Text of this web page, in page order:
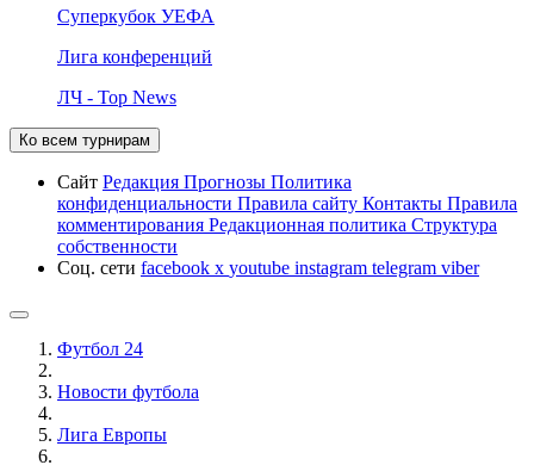
Суперкубок УЕФА
Лига конференций
ЛЧ - Top News
Ко всем турнирам
Сайт Редакция Прогнозы Политика
конфиденциальности Правила сайту Контакты Правила
комментирования Редакционная политика Структура
собственности
Соц. сети facebook x youtube instagram telegram viber
Футбол 24
Новости футбола
Лига Европы